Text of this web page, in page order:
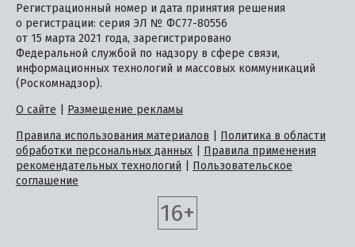
Регистрационный номер и дата принятия решения
о регистрации: серия ЭЛ № ФС77-80556
от 15 марта 2021 года, зарегистрировано
Федеральной службой по надзору в сфере связи,
информационных технологий и массовых коммуникаций
(Роскомнадзор).
О сайте
Размещение рекламы
Правила использования материалов
Политика в области
обработки персональных данных
Правила применения
рекомендательных технологий
Пользовательское
соглашение
16+